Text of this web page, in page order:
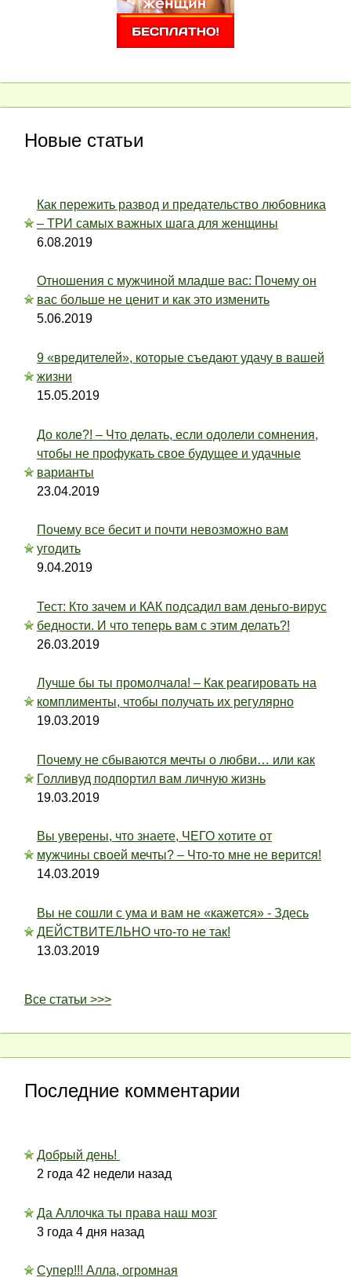
Новые статьи
Как пережить развод и предательство любовника
– ТРИ самых важных шага для женщины
6.08.2019
Отношения с мужчиной младше вас: Почему он
вас больше не ценит и как это изменить
5.06.2019
9 «вредителей», которые съедают удачу в вашей
жизни
15.05.2019
До коле?! – Что делать, если одолели сомнения,
чтобы не профукать свое будущее и удачные
варианты
23.04.2019
Почему все бесит и почти невозможно вам
угодить
9.04.2019
Тест: Кто зачем и КАК подсадил вам деньго-вирус
бедности. И что теперь вам с этим делать?!
26.03.2019
Лучше бы ты промолчала! – Как реагировать на
комплименты, чтобы получать их регулярно
19.03.2019
Почему не сбываются мечты о любви… или как
Голливуд подпортил вам личную жизнь
19.03.2019
Вы уверены, что знаете, ЧЕГО хотите от
мужчины своей мечты? – Что-то мне не верится!
14.03.2019
Вы не сошли с ума и вам не «кажется» - Здесь
ДЕЙСТВИТЕЛЬНО что-то не так!
13.03.2019
Все статьи >>>
Последние комментарии
Добрый день!
2 года 42 недели назад
Да Аллочка ты права наш мозг
3 года 4 дня назад
Супер!!! Алла, огромная